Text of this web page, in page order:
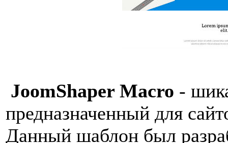
JoomShaper Macro -
предназначенный для
Данный шаблон был